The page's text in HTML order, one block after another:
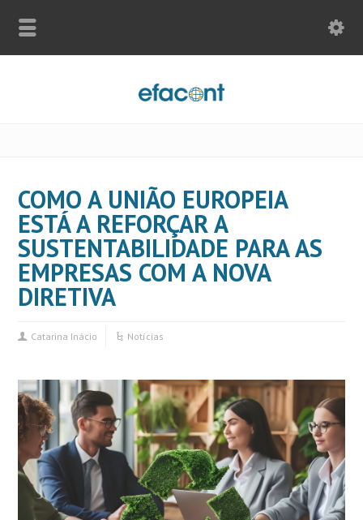
COMO A UNIÃO EUROPEIA
ESTÁ A REFORÇAR A
SUSTENTABILIDADE PARA AS
EMPRESAS COM A NOVA
DIRETIVA
Catarina Inácio Notícias